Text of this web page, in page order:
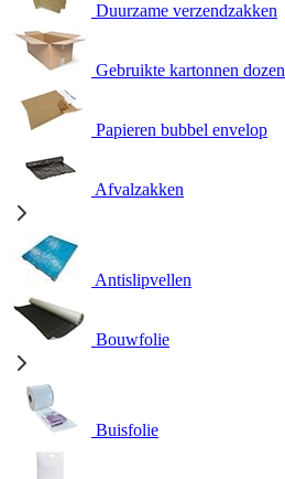
Duurzame verzendzakken
Gebruikte kartonnen dozen
Papieren bubbel envelop
Afvalzakken
Antislipvellen
Bouwfolie
Buisfolie